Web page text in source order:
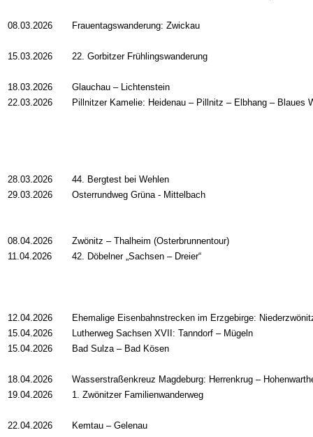
08.03.2026 Frauentagswanderung: Zwickau
15.03.2026 22. Gorbitzer Frühlingswanderung
18.03.2026
Glauchau – Lichtenstein
22.03.2026
Pillnitzer Kamelie: Heidenau – Pillnitz – Elbhang – Blaues
28.03.2026
44. Bergtest bei Wehlen
29.03.2026
Osterrundweg Grüna - Mittelbach
08.04.2026
Zwönitz – Thalheim (Osterbrunnentour)
11.04.2026
42. Döbelner „Sachsen – Dreier“
12.04.2026
Ehemalige Eisenbahnstrecken im Erzgebirge:
15.04.2026
Lutherweg Sachsen XVII: Tanndorf – Mügeln
15.04.2026
Bad Sulza – Bad Kösen
18.04.2026
Wasserstraßenkreuz Magdeburg: Herrenkrug –
19.04.2026
1. Zwönitzer Familienwanderweg
22.04.2026 Kemtau – Gelenau